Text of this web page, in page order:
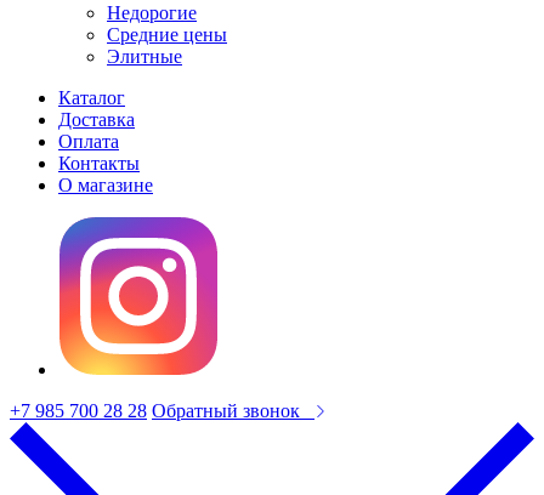
Недорогие
Средние цены
Элитные
Каталог
Доставка
Оплата
Контакты
О магазине
+7 985 700 28 28 Обратный звонок